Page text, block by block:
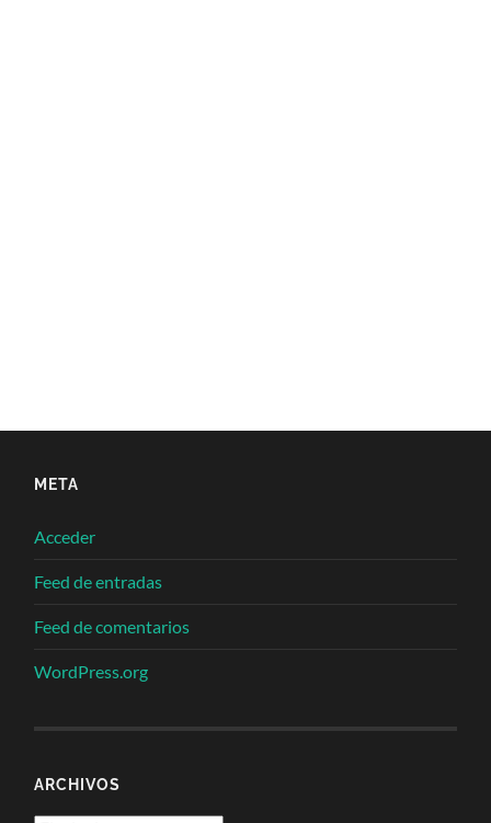
META
Acceder
Feed de entradas
Feed de comentarios
WordPress.org
ARCHIVOS